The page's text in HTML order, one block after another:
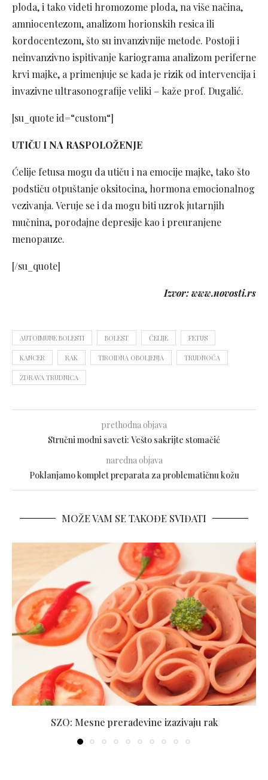
ploda, i tako videti hromozome ploda, na više načina,
amniocentezom, analizom horionskih resica ili
kordocentezom, što su invanzivnije metode. Postoji i
neinvanzivno ispitivanje kariograma analizom periferne
krvi majke, a primenjuje se kada je rizik od intervencija i
invazivne ultrasonografije veliki – kaže prof. Dugalić.
[su_quote id=“custom“]
UTIČU I NA RASPOLOŽENJE
Ćelije fetusa mogu da utiču i na emocije majke, tako što
podstiču otpuštanje oksitocina, hormona emocionalnog
vezivanja. Veruje se i da mogu biti uzrok jutarnjih
mučnina, porođajne depresije kao i preuranjene
menopauze.
[/su_quote]
Izvor: www.novosti.rs
AUTOIMUNE BOLESTI BOLEST ĆELIJE FETUS
KANCER RAK TIROIDNA OBOLJENJA TRUDNOĆA
ZDRAVA TRUDNICA
prethodna objava
Stručni modni saveti: Vešto sakrijte stomačić
naredna objava
Poklanjamo komplet preparata za problematičnu kožu
MOŽE VAM SE TAKOĐE SVIĐATI
SZO: Mesne prerađevine izazivaju rak